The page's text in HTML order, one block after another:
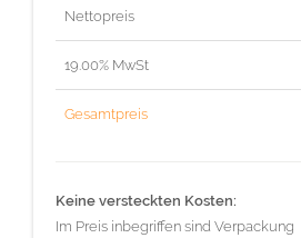
Nettopreis
19.00% MwSt
Gesamtpreis
Keine versteckten Kosten:
Im Preis inbegriffen sind Verpackung